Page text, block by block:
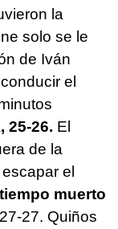
la
solo se le
de Iván
el
, 25-26. El
de la
el
muerto
27. Quiños